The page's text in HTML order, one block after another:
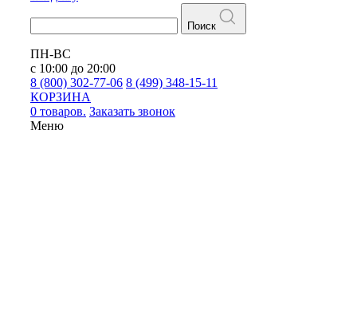
Поиск
ПН-ВС
с 10:00 до 20:00
8 (800) 302-77-06 8 (499) 348-15-11
КОРЗИНА
0 товаров. Заказать звонок
Меню